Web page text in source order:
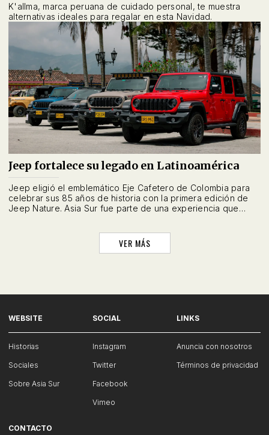
K'allma, marca peruana de cuidado personal, te muestra
alternativas ideales para regalar en esta Navidad.
Jeep fortalece su legado en Latinoamérica
Jeep eligió el emblemático Eje Cafetero de Colombia para
celebrar sus 85 años de historia con la primera edición de
Jeep Nature. Asia Sur fue parte de una experiencia que
VER MÁS
WEBSITE
Historias
Sociales
Sobre Asia Sur
SOCIAL
Instagram
Twitter
Facebook
Vimeo
LINKS
Anuncia con nosotros
Términos de privacidad
CONTACTO